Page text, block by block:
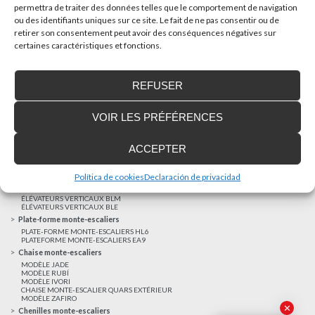
permettra de traiter des données telles que le comportement de navigation
ou des identifiants uniques sur ce site. Le fait de ne pas consentir ou de
retirer son consentement peut avoir des conséquences négatives sur
certaines caractéristiques et fonctions.
ACCEPTER
REFUSER
VOIR LES PRÉFÉRENCES
Política de cookiesDeclaración de privacidad
AUTRES NOUVELLES
Réalisations récentes
Financement sur-mesure
ASCENSEUR PRIVATIF EHS 17
Elévateurs à course réduite
ÉLÉVATEURS VERTICAUX BLM
ÉLÉVATEURS VERTICAUX BLE
Plate-forme monte-escaliers
PLATE-FORME MONTE-ESCALIERS HL6
PLATEFORME MONTE-ESCALIERS EA9
Chaise monte-escaliers
MODÈLE JADE
MODÈLE RUBÍ
MODÈLE IVORI
CHAISE MONTE-ESCALIER QUARS EXTÉRIEUR
MODÈLE ZAFIRO
Chenilles monte-escaliers ✕